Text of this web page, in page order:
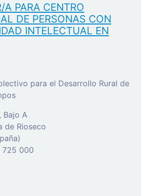
A PARA CENTRO
DE PERSONAS CON
INTELECTUAL EN
para el Desarrollo Rural de
Bajo A
de Rioseco
725 000